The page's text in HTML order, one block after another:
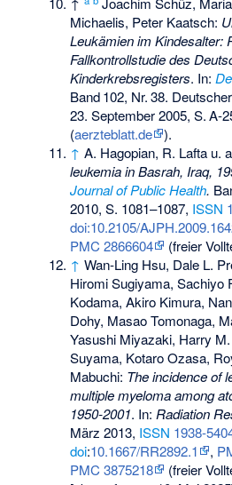
Michaelis, Peter Kaatsch:
Leukämien im Kindesalter:
Fallkontrollstudie des
Kinderkrebsregisters. In:
Band102, Nr.38.
23. September 2005,S.A-
(aerzteblatt.de
).
↑ A. Hagopian, R. Lafta u.
leukemia in Basrah, Iraq,
Journal of Public Health.
2010, S. 1081–1087, ISSN
doi:10.2105/
PMC 2866604
(freier
↑ Wan-Ling Hsu, Dale L.
Hiromi Sugiyama, Sachiyo
Kodama, Akiro Kimura,
Dohy, Masao Tomonaga,
Yasushi Miyazaki, Harry
Suyama, Kotaro Ozasa,
Mabuchi: The incidence of
multiple myeloma among
1950-2001. In:Radiation
März 2013, ISSN 1938-
doi:10.1667/RR2892.1 ,
PMC 3875218
(freier